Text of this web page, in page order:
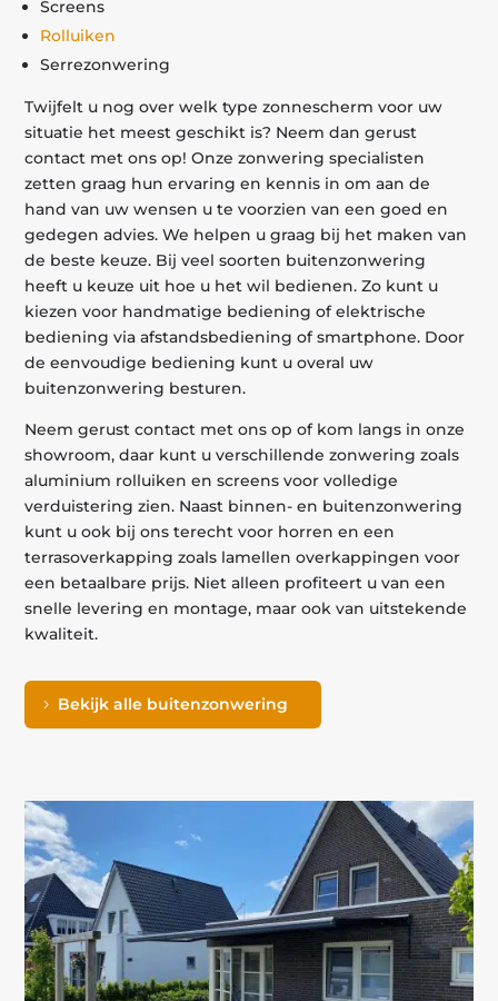
Screens
Rolluiken
Serrezonwering
Twijfelt u nog over welk type zonnescherm voor uw
situatie het meest geschikt is? Neem dan gerust
contact met ons op! Onze zonwering specialisten
zetten graag hun ervaring en kennis in om aan de
hand van uw wensen u te voorzien van een goed en
gedegen advies. We helpen u graag bij het maken van
de beste keuze. Bij veel soorten buitenzonwering
heeft u keuze uit hoe u het wil bedienen. Zo kunt u
kiezen voor handmatige bediening of elektrische
bediening via afstandsbediening of smartphone. Door
de eenvoudige bediening kunt u overal uw
buitenzonwering besturen.
Neem gerust contact met ons op of kom langs in onze
showroom, daar kunt u verschillende zonwering zoals
aluminium rolluiken en screens voor volledige
verduistering zien. Naast binnen- en buitenzonwering
kunt u ook bij ons terecht voor horren en een
terrasoverkapping zoals lamellen overkappingen voor
een betaalbare prijs. Niet alleen profiteert u van een
snelle levering en montage, maar ook van uitstekende
kwaliteit.
Bekijk alle buitenzonwering